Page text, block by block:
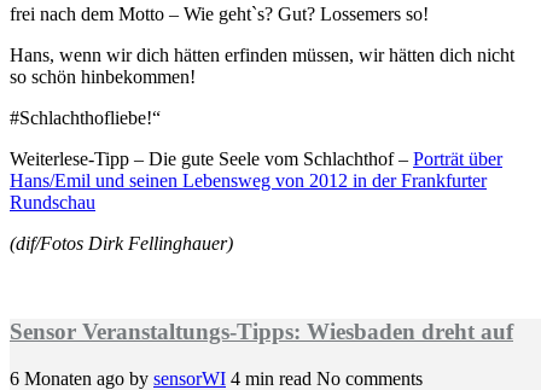
frei nach dem Motto – Wie geht`s? Gut? Lossemers so!
Hans, wenn wir dich hätten erfinden müssen, wir hätten dich nicht
so schön hinbekommen!
#Schlachthofliebe!“
Weiterlese-Tipp – Die gute Seele vom Schlachthof – Porträt über
Hans/Emil und seinen Lebensweg von 2012 in der Frankfurter
Rundschau
(dif/Fotos Dirk Fellinghauer)
Sensor Veranstaltungs-Tipps: Wiesbaden dreht auf
6 Monaten ago by sensorWI 4 min read No comments